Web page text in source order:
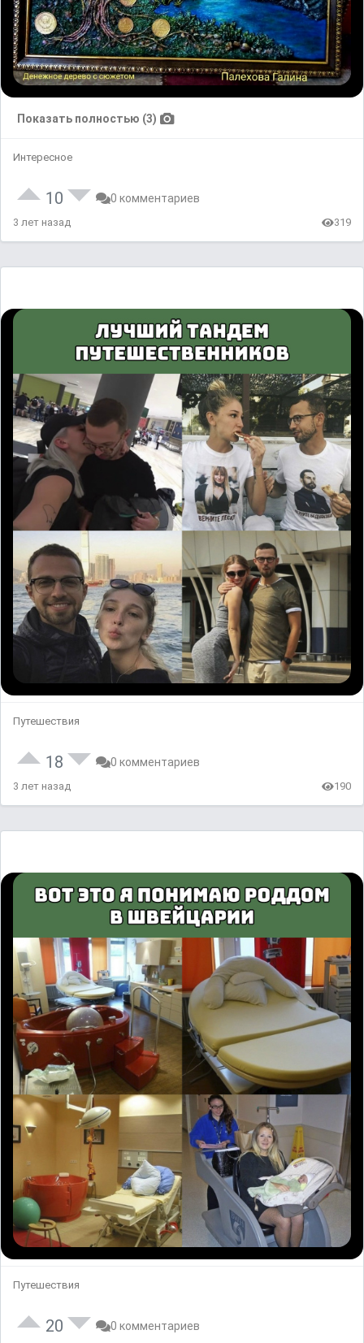
Показать полностью (3)
Интересное
10 0 комментариев
3 лет назад 319
Путешествия
18 0 комментариев
3 лет назад 190
Путешествия
20 0 комментариев